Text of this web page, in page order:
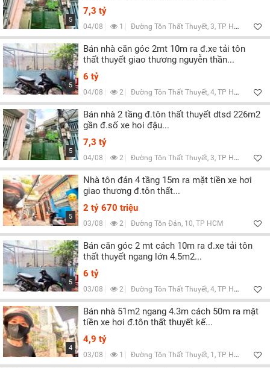
5
7,3 tỷ
04/08 1 Đường Tôn Thất Thuyết, 3, TP HCM
5
Bán nhà căn góc 2mt 10m ra đ.xe tải tôn
thất thuyết giao thương nguyễn thần...
6 tỷ
04/08 2 Đường Tôn Thất Thuyết, 4, TP HCM
5
Bán nhà 2 tầng đ.tôn thất thuyết dtsd 226m2
gần đ.số xe hoi đậu...
7,3 tỷ
04/08 2 Đường Tôn Thất Thuyết, 3, TP HCM
5
Nhà tôn đản 4 tầng 15m ra mặt tiền xe hơi
giao thương đ.tôn thất...
2 tỷ 670 triệu
03/08 2 Đường Tôn Đản, 10, TP HCM
5
Bán căn góc 2 mt cách 10m ra đ.xe tải tôn
thất thuyết ngang lớn 4.5m2...
6 tỷ
03/08 2 Đường Tôn Thất Thuyết, 4, TP HCM
4
Bán nhà 51m2 ngang 4.3m cách 50m ra mặt
tiền xe hơi đ.tôn thất thuyết kế...
4,9 tỷ
03/08 1 Đường Tôn Thất Thuyết, 1, TP HCM